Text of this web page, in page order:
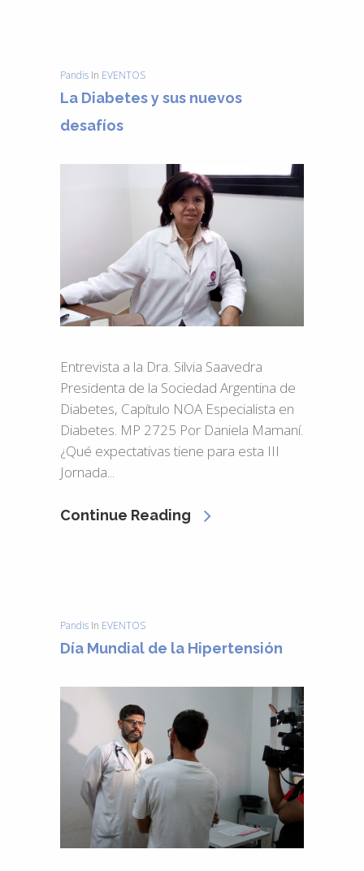
Pandis In EVENTOS
La Diabetes y sus nuevos
desafíos
Entrevista a la Dra. Silvia Saavedra
Presidenta de la Sociedad Argentina de
Diabetes, Capítulo NOA Especialista en
Diabetes. MP 2725 Por Daniela Mamaní.
¿Qué expectativas tiene para esta III
Jornada...
Continue Reading
Pandis In EVENTOS
Día Mundial de la Hipertensión